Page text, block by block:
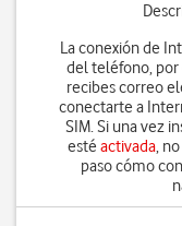
La conexión de
del teléfono, por
recibes correo
conectarte a
SIM. Si una vez
estéactivada,
paso cómo